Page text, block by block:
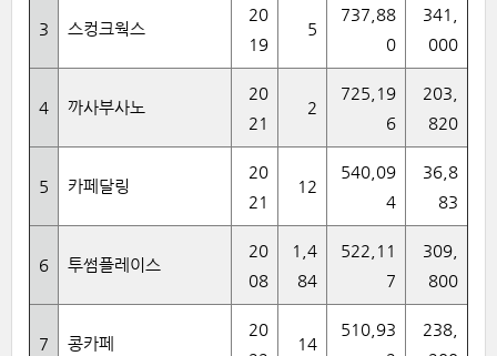
3 스컹크웍스
20
19
5
737,88
0
341,
000
4 까사부사노
20
21
2
725,19
6
203,
820
5 카페달링
20
21
12
540,09
4
36,8
83
6 투썸플레이스
20
08
1,4
84
522,11
7
309,
800
7 콩카페
20
14
510,93
238,